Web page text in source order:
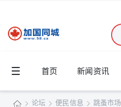
☰ 首页 新闻资讯
论坛 便民信息 跳蚤市场